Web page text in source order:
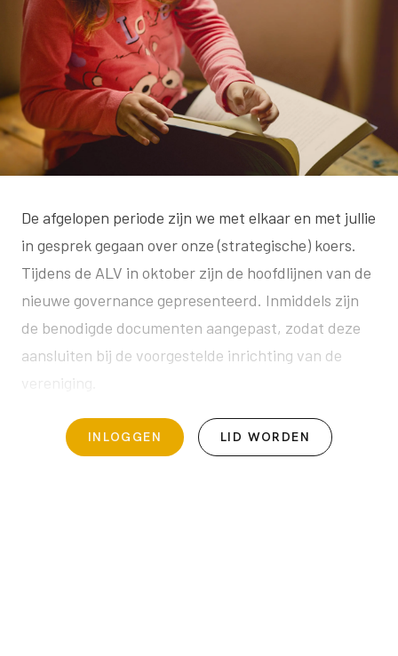
De afgelopen periode zijn we met elkaar en met jullie
in gesprek gegaan over onze (strategische) koers.
Tijdens de ALV in oktober zijn de hoofdlijnen van de
nieuwe governance gepresenteerd. Inmiddels zijn
de benodigde documenten aangepast, zodat deze
aansluiten bij de voorgestelde inrichting van de
INLOGGEN LID WORDEN